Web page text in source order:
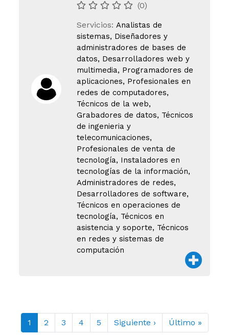
(0)
Servicios: Analistas de
sistemas, Diseñadores y
administradores de bases de
datos, Desarrolladores web y
multimedia, Programadores de
aplicaciones, Profesionales en
redes de computadores,
Técnicos de la web,
Grabadores de datos, Técnicos
de ingenieria y
telecomunicaciones,
Profesionales de venta de
tecnología, Instaladores en
tecnologías de la información,
Administradores de redes,
Desarrolladores de software,
Técnicos en operaciones de
tecnología, Técnicos en
asistencia y soporte, Técnicos
en redes y sistemas de
computación
1 2 3 4 5 Siguiente › Último »